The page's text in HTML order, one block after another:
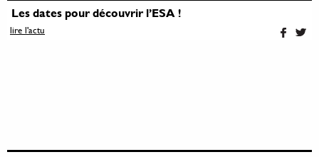
Les dates pour découvrir l’ESA !
lire l'actu